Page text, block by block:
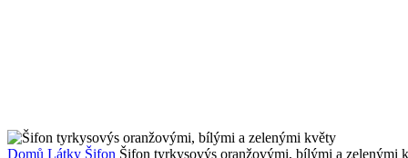
Domů Látky Šifon Šifon tyrkysovýs oranžovými, bílými a zelenými